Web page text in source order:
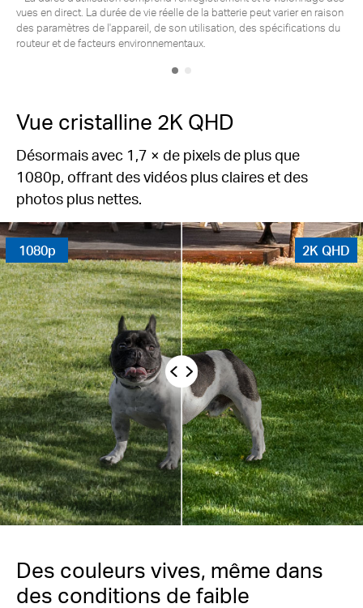
Vue cristalline 2K QHD
Désormais avec 1,7 × de pixels de plus que
1080p, offrant des vidéos plus claires et des
photos plus nettes.
1080p 2K QHD
Des couleurs vives, même dans
des conditions de faible